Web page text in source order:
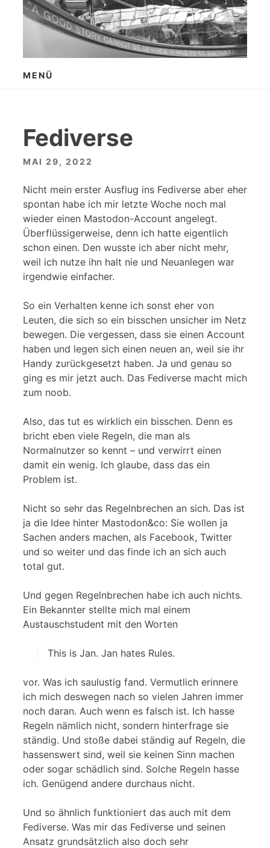
MENÜ
Fediverse
MAI 29, 2022
Nicht mein erster Ausflug ins Fediverse aber eher
spontan habe ich mir letzte Woche noch mal
wieder einen Mastodon-Account angelegt.
Überflüssigerweise, denn ich hatte eigentlich
schon einen. Den wusste ich aber nicht mehr,
weil ich nutze ihn halt nie und Neuanlegen war
irgendwie einfacher.
So ein Verhalten kenne ich sonst eher von
Leuten, die sich so ein bisschen unsicher im Netz
bewegen. Die vergessen, dass sie einen Account
haben und legen sich einen neuen an, weil sie ihr
Handy zurückgesetzt haben. Ja und genau so
ging es mir jetzt auch. Das Fediverse macht mich
zum noob.
Also, das tut es wirklich ein bisschen. Denn es
bricht eben viele Regeln, die man als
Normalnutzer so kennt – und verwirrt einen
damit ein wenig. Ich glaube, dass das ein
Problem ist.
Nicht so sehr das Regelnbrechen an sich. Das ist
ja die Idee hinter Mastodon&co: Sie wollen ja
Sachen anders machen, als Facebook, Twitter
und so weiter und das finde ich an sich auch
total gut.
Und gegen Regelnbrechen habe ich auch nichts.
Ein Bekannter stellte mich mal einem
Austauschstudent mit den Worten
This is Jan. Jan hates Rules.
vor. Was ich saulustig fand. Vermutlich erinnere
ich mich deswegen nach so vielen Jahren immer
noch daran. Auch wenn es falsch ist. Ich hasse
Regeln nämlich nicht, sondern hinterfrage sie
ständig. Und stoße dabei ständig auf Regeln, die
hassenswert sind, weil sie keinen Sinn machen
oder sogar schädlich sind. Solche Regeln hasse
ich. Genügend andere durchaus nicht.
Und so ähnlich funktioniert das auch mit dem
Fediverse. Was mir das Fediverse und seinen
Ansatz grundsätzlich also doch sehr